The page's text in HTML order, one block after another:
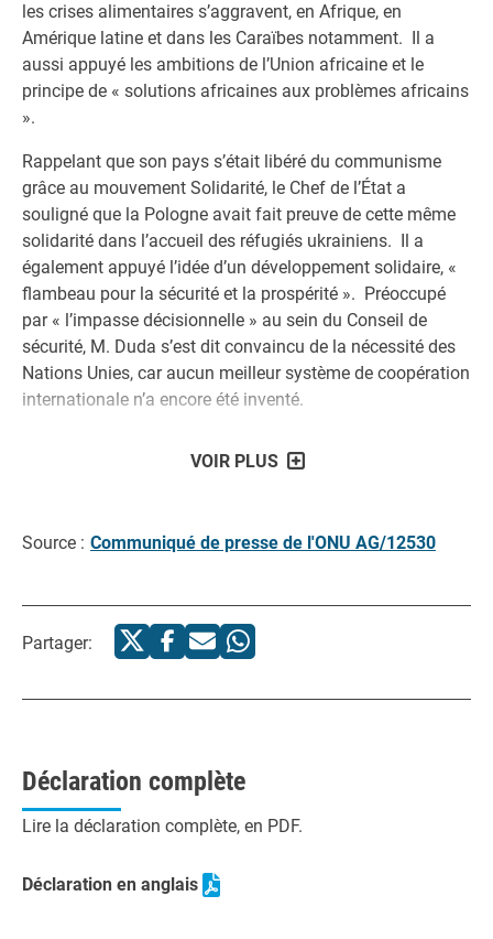
les crises alimentaires s’aggravent, en Afrique, en
Amérique latine et dans les Caraïbes notamment. Il a
aussi appuyé les ambitions de l’Union africaine et le
principe de « solutions africaines aux problèmes africains
».
Rappelant que son pays s’était libéré du communisme
grâce au mouvement Solidarité, le Chef de l’État a
souligné que la Pologne avait fait preuve de cette même
solidarité dans l’accueil des réfugiés ukrainiens. Il a
également appuyé l’idée d’un développement solidaire, «
flambeau pour la sécurité et la prospérité ». Préoccupé
par « l’impasse décisionnelle » au sein du Conseil de
sécurité, M. Duda s’est dit convaincu de la nécessité des
Nations Unies, car aucun meilleur système de coopération
internationale n’a encore été inventé.
VOIR PLUS
Source : Communiqué de presse de l'ONU AG/12530
Partager:
Déclaration complète
Lire la déclaration complète, en PDF.
Déclaration en anglais